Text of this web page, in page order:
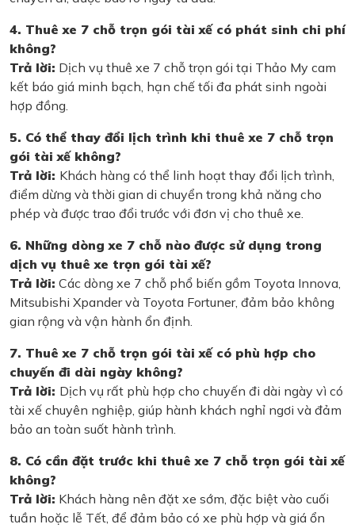
4. Thuê xe 7 chỗ trọn gói tài xế có phát sinh chi phí
không?
Trả lời: Dịch vụ thuê xe 7 chỗ trọn gói tại Thảo My cam
kết báo giá minh bạch, hạn chế tối đa phát sinh ngoài
hợp đồng.
5. Có thể thay đổi lịch trình khi thuê xe 7 chỗ trọn
gói tài xế không?
Trả lời: Khách hàng có thể linh hoạt thay đổi lịch trình,
điểm dừng và thời gian di chuyển trong khả năng cho
phép và được trao đổi trước với đơn vị cho thuê xe.
6. Những dòng xe 7 chỗ nào được sử dụng trong
dịch vụ thuê xe trọn gói tài xế?
Trả lời: Các dòng xe 7 chỗ phổ biến gồm Toyota Innova,
Mitsubishi Xpander và Toyota Fortuner, đảm bảo không
gian rộng và vận hành ổn định.
7. Thuê xe 7 chỗ trọn gói tài xế có phù hợp cho
chuyến đi dài ngày không?
Trả lời: Dịch vụ rất phù hợp cho chuyến đi dài ngày vì có
tài xế chuyên nghiệp, giúp hành khách nghỉ ngơi và đảm
bảo an toàn suốt hành trình.
8. Có cần đặt trước khi thuê xe 7 chỗ trọn gói tài xế
không?
Trả lời: Khách hàng nên đặt xe sớm, đặc biệt vào cuối
tuần hoặc lễ Tết, để đảm bảo có xe phù hợp và giá ổn